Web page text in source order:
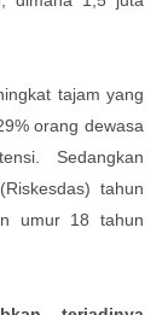
tajam yang
orang dewasa
Sedangkan
tahun
umur 18 tahun